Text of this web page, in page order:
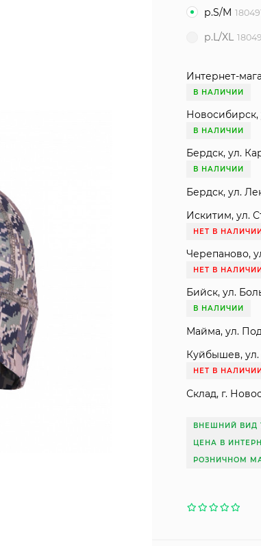
р.S/M
р.L/XL
Интернет-
В НАЛИЧИИ
Новосибирск,
В НАЛИЧИИ
Бердск, ул.
В НАЛИЧИИ
Бердск, ул.
Искитим, ул.
НЕТ В
Черепаново,
НЕТ В
Бийск, ул.
В НАЛИЧИИ
Майма, ул.
Куйбышев, ул.
НЕТ В
Склад, г.
ВНЕШНИЙ ВИД
ЦЕНА В
РОЗНИЧНОМ